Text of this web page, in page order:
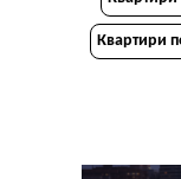
Квартири